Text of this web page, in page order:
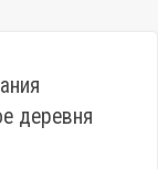
деревня